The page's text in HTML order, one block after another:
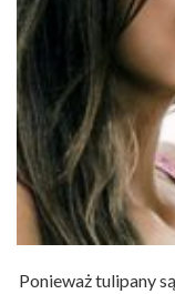
Ponieważ tulipany